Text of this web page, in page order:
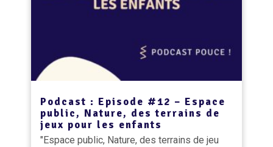
Podcast : Episode #12 – Espace
public, Nature, des terrains de
jeux pour les enfants
"Espace public, Nature, des terrains de jeu